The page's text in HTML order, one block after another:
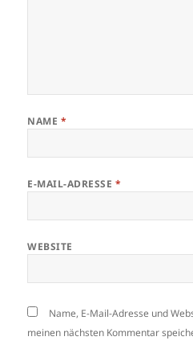
NAME *
E-MAIL-ADRESSE *
WEBSITE
Name, E-Mail-Adresse und
meinen nächsten Kommentar